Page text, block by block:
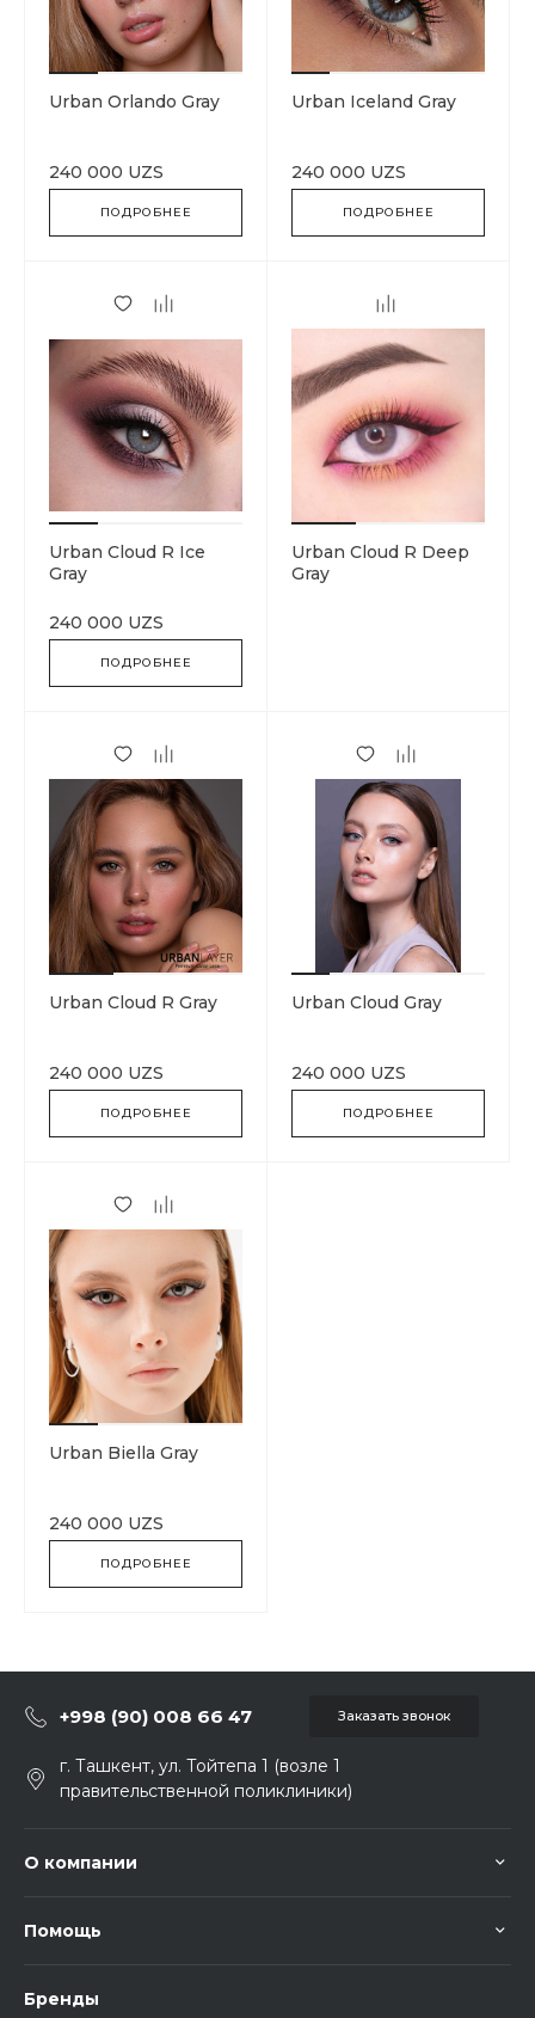
Urban Orlando Gray
240 000 UZS
ПОДРОБНЕЕ
Urban Iceland Gray
240 000 UZS
ПОДРОБНЕЕ
Urban Cloud R Ice
Gray
240 000 UZS
ПОДРОБНЕЕ
Urban Cloud R Deep
Gray
Urban Cloud R Gray
240 000 UZS
ПОДРОБНЕЕ
Urban Cloud Gray
240 000 UZS
ПОДРОБНЕЕ
Urban Biella Gray
240 000 UZS
ПОДРОБНЕЕ
+998 (90) 008 66 47 Заказать звонок
г. Ташкент, ул. Тойтепа 1 (возле 1
правительственной поликлиники)
О компании
Помощь
Бренды